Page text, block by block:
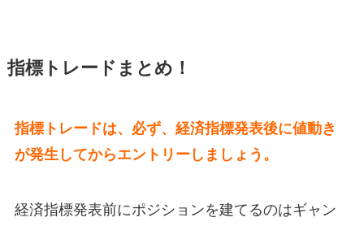
指標トレードまとめ！
指標トレードは、必ず、経済指標発表後に値動き
が発生してからエントリーしましょう。
経済指標発表前にポジションを建てるのはギャン